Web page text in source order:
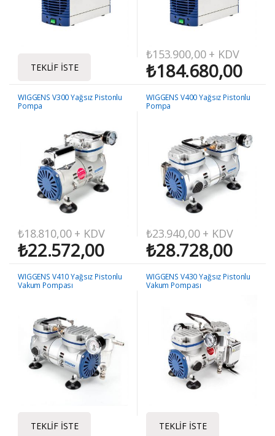
TEKLIF İSTE
₺153.900,00+ KDV
₺184.680,00
WIGGENS V300 Yağsız Pistonlu
Pompa
₺18.810,00+ KDV
₺22.572,00
WIGGENS V400 Yağsız Pistonlu
Pompa
₺23.940,00+ KDV
₺28.728,00
WIGGENS V410 Yağsız Pistonlu
Vakum Pompası
TEKLIF İSTE
WIGGENS V430 Yağsız Pistonlu
Vakum Pompası
TEKLIF İSTE